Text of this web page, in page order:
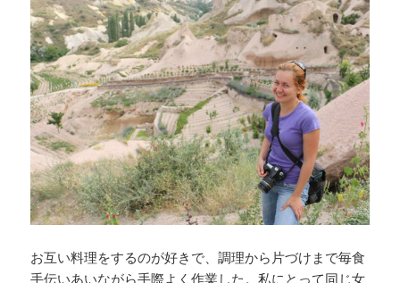
お互い料理をするのが好きで、調理から片づけまで毎食
手伝いあいながら手際よく作業した。私にとって同じ女